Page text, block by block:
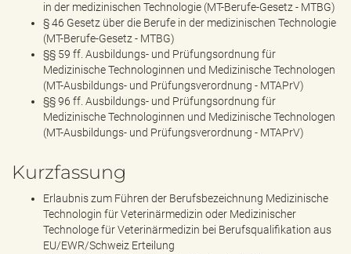
in der medizinischen Technologie (MT-Berufe-Gesetz - MTBG)
§ 46 Gesetz über die Berufe in der medizinischen Technologie
(MT-Berufe-Gesetz - MTBG)
§§ 59 ff. Ausbildungs- und Prüfungsordnung für
Medizinische Technologinnen und Medizinische Technologen
(MT-Ausbildungs- und Prüfungsverordnung - MTAPrV)
§§ 96 ff. Ausbildungs- und Prüfungsordnung für
Medizinische Technologinnen und Medizinische Technologen
(MT-Ausbildungs- und Prüfungsverordnung - MTAPrV)
Kurzfassung
Erlaubnis zum Führen der Berufsbezeichnung Medizinische
Technologin für Veterinärmedizin oder Medizinischer
Technologe für Veterinärmedizin bei Berufsqualifikation aus
EU/EWR/Schweiz Erteilung